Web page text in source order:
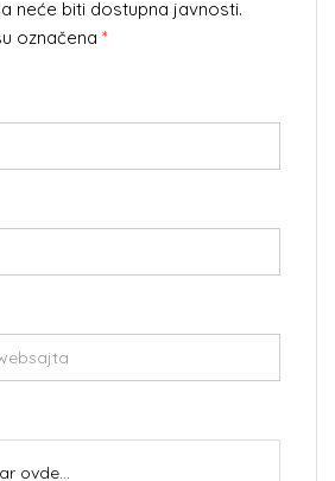
neće biti dostupna javnosti.
označena *